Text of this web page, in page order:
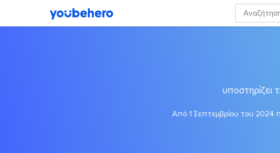
υποστηρίζει
Από 1 Σεπτεμβρίου του 2024